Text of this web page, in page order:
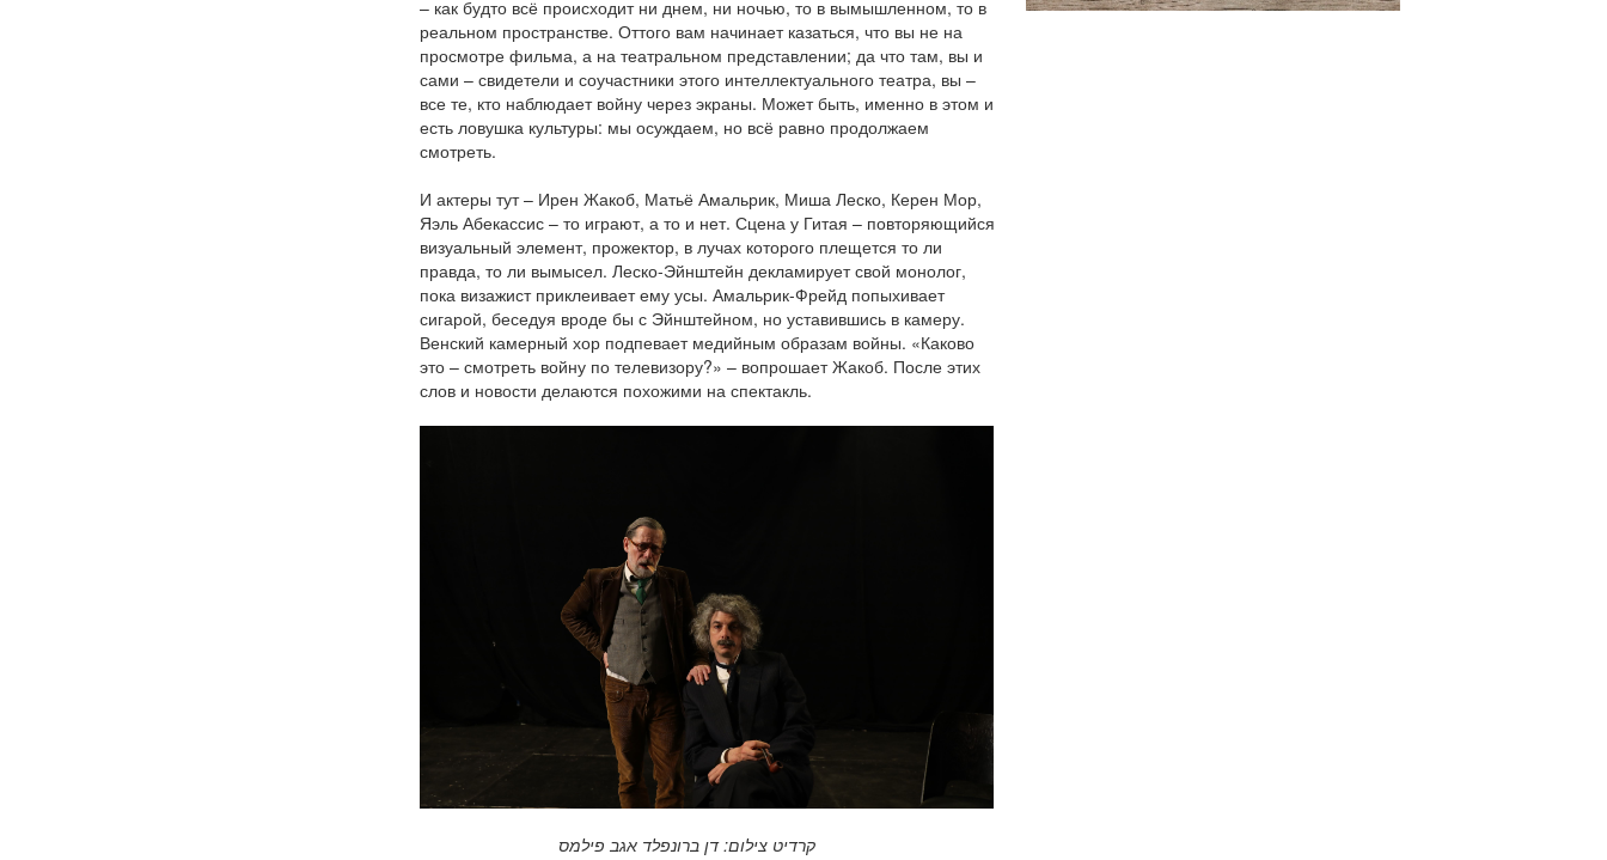
– как будто всё происходит ни днем, ни ночью, то в вымышленном, то в
реальном пространстве. Оттого вам начинает казаться, что вы не на
просмотре фильма, а на театральном представлении; да что там, вы и
сами – свидетели и соучастники этого интеллектуального театра, вы –
все те, кто наблюдает войну через экраны. Может быть, именно в этом и
есть ловушка культуры: мы осуждаем, но всё равно продолжаем
смотреть.
И актеры тут – Ирен Жакоб, Матьё Амальрик, Миша Леско, Керен Мор,
Яэль Абекассис – то играют, а то и нет. Сцена у Гитая – повторяющийся
визуальный элемент, прожектор, в лучах которого плещется то ли
правда, то ли вымысел. Леско-Эйнштейн декламирует свой монолог,
пока визажист приклеивает ему усы. Амальрик-Фрейд попыхивает
сигарой, беседуя вроде бы с Эйнштейном, но уставившись в камеру.
Венский камерный хор подпевает медийным образам войны. «Каково
это – смотреть войну по телевизору?» – вопрошает Жакоб. После этих
слов и новости делаются похожими на спектакль.
קרדיט צילום: דן ברונפלד אגב פילמס